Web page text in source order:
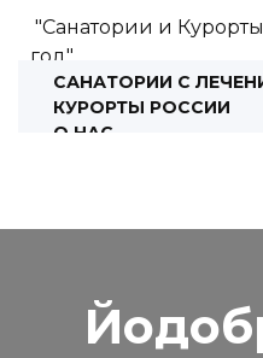
"Санатории и
год"
САНАТОРИИ С
КУРОРТЫ РОССИИ
О НАС